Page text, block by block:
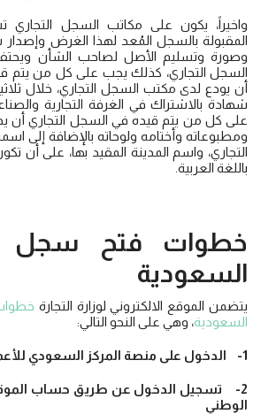
واخيراً، يكون على مكاتب السجل التجاري
المقبولة بالسجل المُعد لهذا الغرض
وصورة وتسليم الأصل لصاحب الشأن
السجل التجاري، كذلك يجب على كل من يتم
أن يودع لدى مكتب السجل التجاري، خلال
شهادة بالاشتراك في الغرفة التجارية
على كل من يتم قيده في السجل التجاري أن
ومطبوعاته وأختامه ولوحاته بالإضافة إلى
التجاري، واسم المدينة المقيد بها، على أن
باللغة العربية.
خطوات فتح سجل
السعودية
يتضمن الموقع الالكتروني لوزارة التجارة
السعودية، وهي على النحو التالي:
1- الدخول على منصة المركز السعودي للأعمال
2- تسجيل الدخول عن طريق حساب الموقع
الوطني